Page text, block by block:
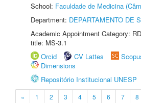
School: Faculdade de Medicina
Department: DEPARTAMENTO DE
Academic Appointment Category:
title: MS-3.1
Orcid
CV Lattes
Dimensions
Repositório Institucional UNESP
« 1 2 3 4 5 6 7 8